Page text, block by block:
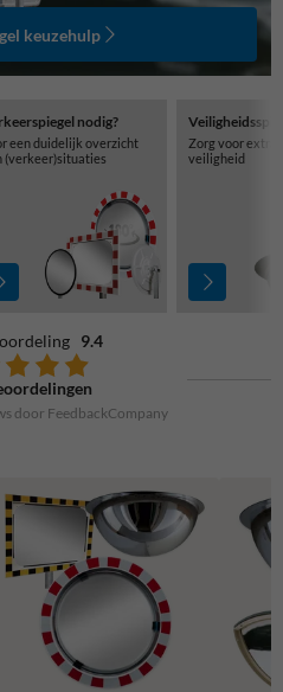
keuzehulp
nodig?
een duidelijk overzicht
(verkeer)situaties
Zorg voor extra
veiligheid
9.4
door FeedbackCompany